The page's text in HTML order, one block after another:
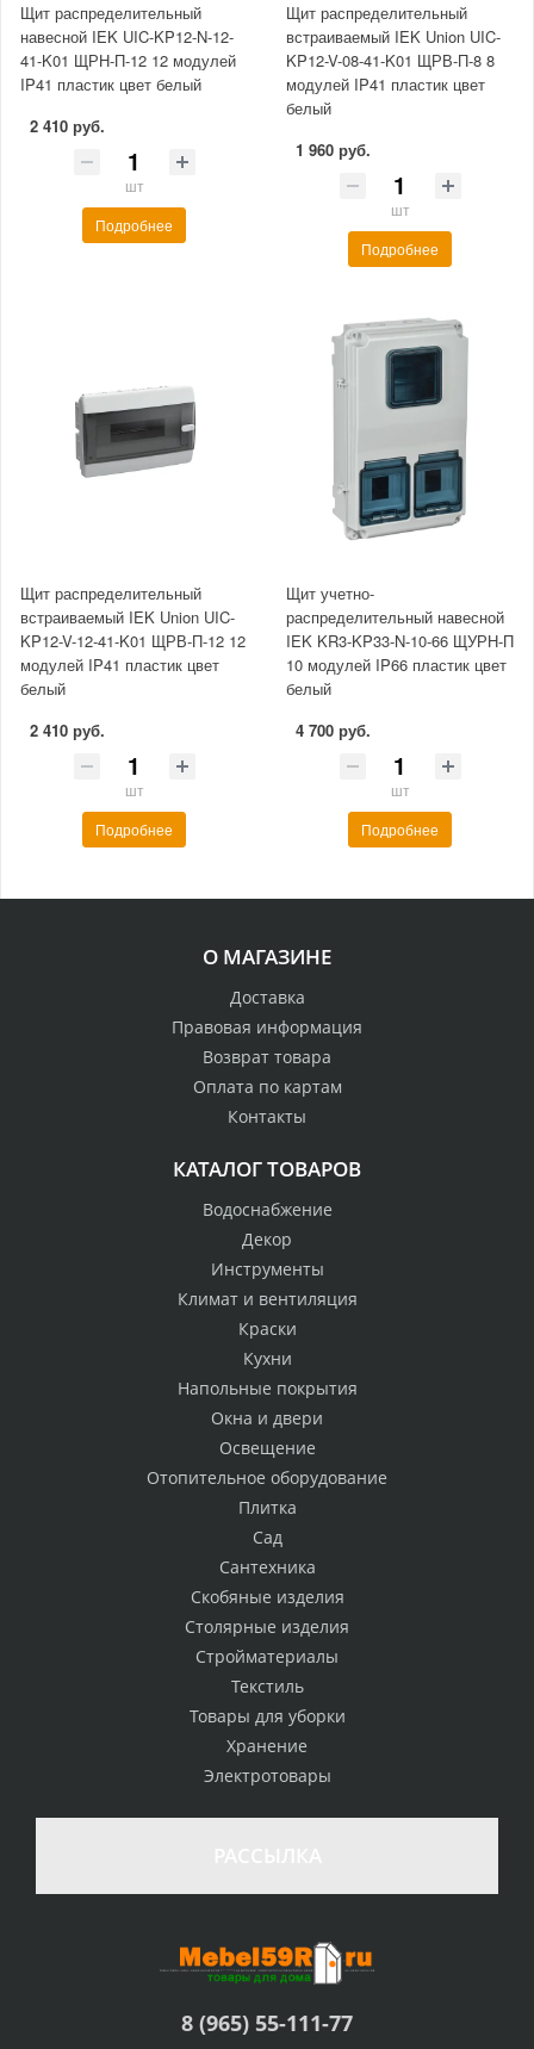
Щит распределительный
навесной IEK UIC-KP12-N-12-
41-K01 ЩРН-П-12 12 модулей
IP41 пластик цвет белый
2 410 руб.
шт
Подробнее
Щит распределительный
встраиваемый IEK Union UIC-
KP12-V-08-41-K01 ЩРВ-П-8 8
модулей IP41 пластик цвет
белый
1 960 руб.
шт
Подробнее
Щит распределительный
встраиваемый IEK Union UIC-
KP12-V-12-41-K01 ЩРВ-П-12 12
модулей IP41 пластик цвет
белый
2 410 руб.
шт
Подробнее
Щит учетно-
распределительный навесной
IEK KR3-KP33-N-10-66 ЩУРН-П
10 модулей IP66 пластик цвет
белый
4 700 руб.
шт
Подробнее
О МАГАЗИНЕ
Доставка
Правовая информация
Возврат товара
Оплата по картам
Контакты
КАТАЛОГ ТОВАРОВ
Водоснабжение
Декор
Инструменты
Климат и вентиляция
Краски
Кухни
Напольные покрытия
Окна и двери
Освещение
Отопительное оборудование
Плитка
Сад
Сантехника
Скобяные изделия
Столярные изделия
Стройматериалы
Текстиль
Товары для уборки
Хранение
Электротовары
8 (965) 55-111-77